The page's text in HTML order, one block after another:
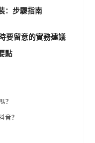
：步驟指南
要留意的實務建議
點
？
音？